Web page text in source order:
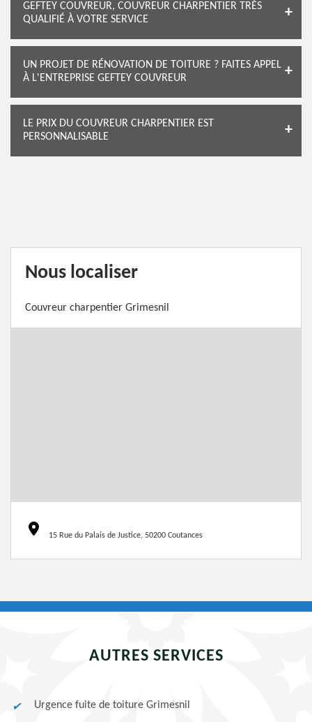
GEFTEY COUVREUR, COUVREUR CHARPENTIER TRÈS
QUALIFIÉ À VOTRE SERVICE
UN PROJET DE RÉNOVATION DE TOITURE ? FAITES APPEL
À L'ENTREPRISE GEFTEY COUVREUR
LE PRIX DU COUVREUR CHARPENTIER EST
PERSONNALISABLE
Nous localiser
Couvreur charpentier Grimesnil
15 Rue du Palais de Justice, 50200 Coutances
AUTRES SERVICES
Urgence fuite de toiture Grimesnil